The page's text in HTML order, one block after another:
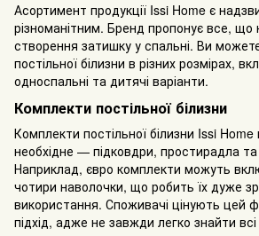
Асортимент продукції Issi Home є
різноманітним. Бренд пропонує все, що
створення затишку у спальні. Ви
постільної білизни в різних розмірах,
односпальні та дитячі варіанти.
Комплекти постільної білизни
Комплекти постільної білизни Issi
необхідне — підковдри, простирадла
Наприклад, євро комплекти можуть
чотири наволочки, що робить їх дуже
використання. Споживачі цінують цей
підхід, адже не завжди легко знайти